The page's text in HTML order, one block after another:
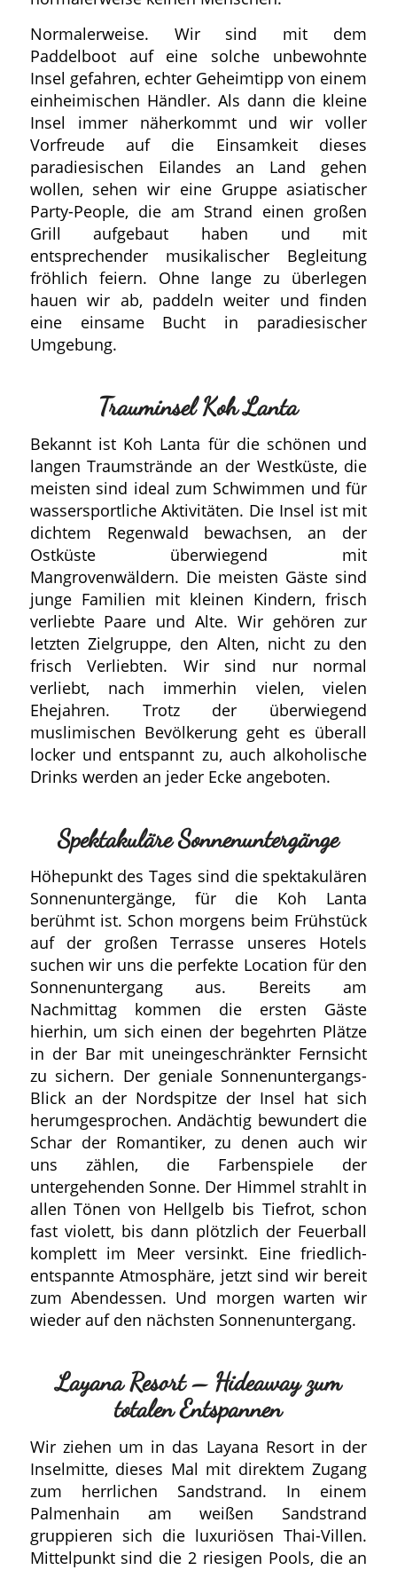
Normalerweise. Wir sind mit dem
Paddelboot auf eine solche unbewohnte
Insel gefahren, echter Geheimtipp von einem
einheimischen Händler. Als dann die kleine
Insel immer näherkommt und wir voller
Vorfreude auf die Einsamkeit dieses
paradiesischen Eilandes an Land gehen
wollen, sehen wir eine Gruppe asiatischer
Party-People, die am Strand einen großen
Grill aufgebaut haben und mit
entsprechender musikalischer Begleitung
fröhlich feiern. Ohne lange zu überlegen
hauen wir ab, paddeln weiter und finden
eine einsame Bucht in paradiesischer
Umgebung.
Trauminsel Koh Lanta
Bekannt ist Koh Lanta für die schönen und
langen Traumstrände an der Westküste, die
meisten sind ideal zum Schwimmen und für
wassersportliche Aktivitäten. Die Insel ist mit
dichtem Regenwald bewachsen, an der
Ostküste überwiegend mit
Mangrovenwäldern. Die meisten Gäste sind
junge Familien mit kleinen Kindern, frisch
verliebte Paare und Alte. Wir gehören zur
letzten Zielgruppe, den Alten, nicht zu den
frisch Verliebten. Wir sind nur normal
verliebt, nach immerhin vielen, vielen
Ehejahren. Trotz der überwiegend
muslimischen Bevölkerung geht es überall
locker und entspannt zu, auch alkoholische
Drinks werden an jeder Ecke angeboten.
Spektakuläre Sonnenuntergänge
Höhepunkt des Tages sind die spektakulären
Sonnenuntergänge, für die Koh Lanta
berühmt ist. Schon morgens beim Frühstück
auf der großen Terrasse unseres Hotels
suchen wir uns die perfekte Location für den
Sonnenuntergang aus. Bereits am
Nachmittag kommen die ersten Gäste
hierhin, um sich einen der begehrten Plätze
in der Bar mit uneingeschränkter Fernsicht
zu sichern. Der geniale Sonnenuntergangs-
Blick an der Nordspitze der Insel hat sich
herumgesprochen. Andächtig bewundert die
Schar der Romantiker, zu denen auch wir
uns zählen, die Farbenspiele der
untergehenden Sonne. Der Himmel strahlt in
allen Tönen von Hellgelb bis Tiefrot, schon
fast violett, bis dann plötzlich der Feuerball
komplett im Meer versinkt. Eine friedlich-
entspannte Atmosphäre, jetzt sind wir bereit
zum Abendessen. Und morgen warten wir
wieder auf den nächsten Sonnenuntergang.
Layana Resort – Hideaway zum
totalen Entspannen
Wir ziehen um in das Layana Resort in der
Inselmitte, dieses Mal mit direktem Zugang
zum herrlichen Sandstrand. In einem
Palmenhain am weißen Sandstrand
gruppieren sich die luxuriösen Thai-Villen.
Mittelpunkt sind die 2 riesigen Pools, die an